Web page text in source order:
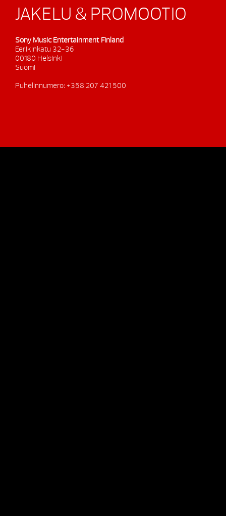
JAKELU & PROMOOTIO
Sony Music Entertainment Finland
Eerikinkatu 32-36
00180 Helsinki
Suomi
Puhelinnumero: +358 207 421 500